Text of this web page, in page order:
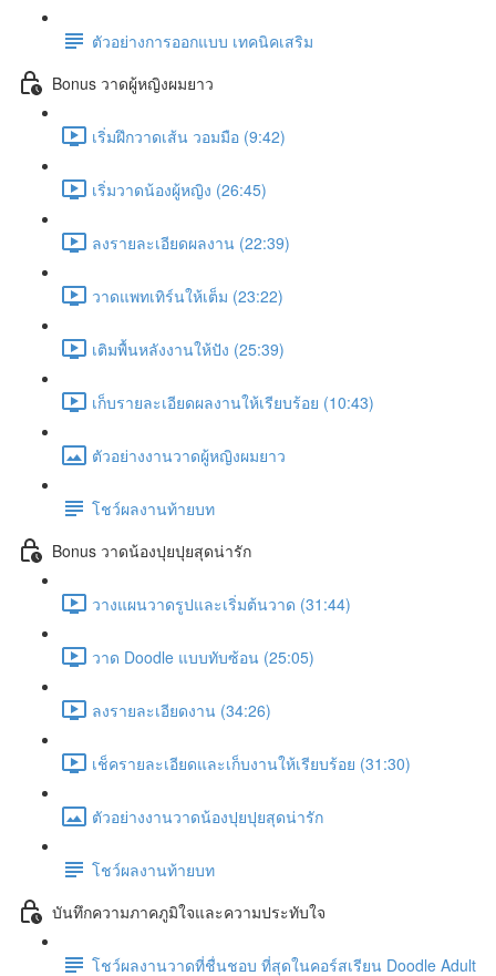
ตัวอย่างการออกแบบ เทคนิคเสริม
Bonus วาดผู้หญิงผมยาว
เริ่มฝึกวาดเส้น วอมมือ (9:42)
เริ่มวาดน้องผู้หญิง (26:45)
ลงรายละเอียดผลงาน (22:39)
วาดแพทเทิร์นให้เต็ม (23:22)
เติมพื้นหลังงานให้ปัง (25:39)
เก็บรายละเอียดผลงานให้เรียบร้อย (10:43)
ตัวอย่างงานวาดผู้หญิงผมยาว
โชว์ผลงานท้ายบท
Bonus วาดน้องปุยปุยสุดน่ารัก
วางแผนวาดรูปและเริ่มต้นวาด (31:44)
วาด Doodle แบบทับซ้อน (25:05)
ลงรายละเอียดงาน (34:26)
เช็ครายละเอียดและเก็บงานให้เรียบร้อย (31:30)
ตัวอย่างงานวาดน้องปุยปุยสุดน่ารัก
โชว์ผลงานท้ายบท
บันทึกความภาคภูมิใจและความประทับใจ
โชว์ผลงานวาดที่ชื่นชอบ ที่สุดในคอร์สเรียน Doodle Adult